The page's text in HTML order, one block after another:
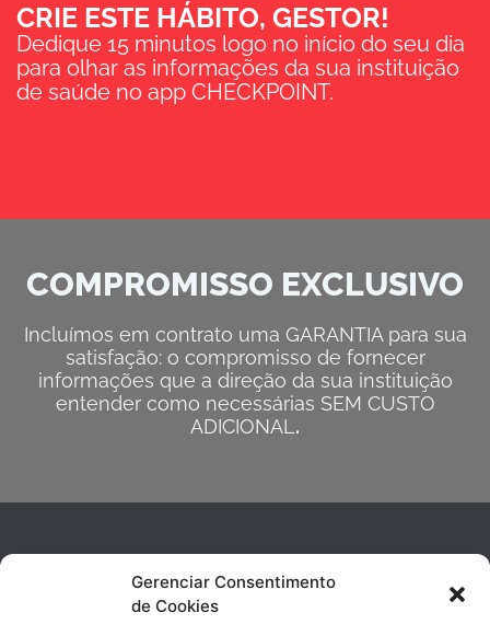
Gerenciar Consentimento
de Cookies
CRIE ESTE HÁBITO, GESTOR!
Dedique 15 minutos logo no início do seu dia
para olhar as informações da sua instituição
de saúde no app CHECKPOINT.
COMPROMISSO EXCLUSIVO
Incluímos em contrato uma GARANTIA para sua
satisfação: o compromisso de fornecer
informações que a direção da sua instituição
entender como necessárias SEM CUSTO
ADICIONAL .